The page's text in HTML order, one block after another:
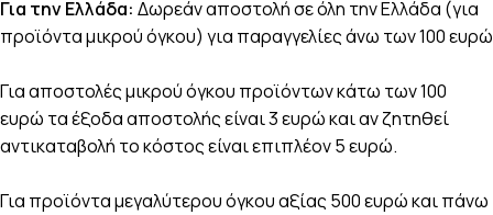
Για την Ελλάδα: Δωρεάν αποστολή σε όλη την Ελλάδα (για
προϊόντα μικρού όγκου) για παραγγελίες άνω των 100 ευρώ
Για αποστολές μικρού όγκου προϊόντων κάτω των 100
ευρώ τα έξοδα αποστολής είναι 3 ευρώ και αν ζητηθεί
αντικαταβολή το κόστος είναι επιπλέον 5 ευρώ.
Για προϊόντα μεγαλύτερου όγκου αξίας 500 ευρώ και πάνω